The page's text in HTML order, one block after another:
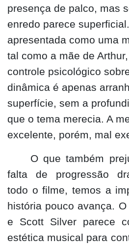
presença de palco, mas
enredo parece
apresentada como uma
tal como a mãe de
controle psicológico
dinâmica é apenas
superfície, sem a
que o tema merecia. A
excelente, porém, mal
O que também
falta de progressão
todo o filme, temos a
história pouco avança.
e Scott Silver parece
estética musical para